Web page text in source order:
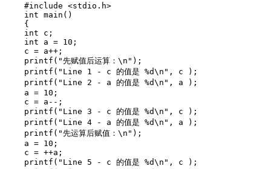
    #include <stdio.h>
    int main()
    {
    int c;
    int a = 10;
    c = a++;
    printf("先赋值后运算：\n");
    printf("Line 1 - c 的值是 %d\n", c );
    printf("Line 2 - a 的值是 %d\n", a );
    a = 10;
    c = a--;
    printf("Line 3 - c 的值是 %d\n", c );
    printf("Line 4 - a 的值是 %d\n", a );
    printf("先运算后赋值：\n");
    a = 10;
    c = ++a;
    printf("Line 5 - c 的值是 %d\n", c );